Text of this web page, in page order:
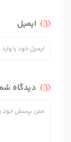
ایمیل
دیدگاه